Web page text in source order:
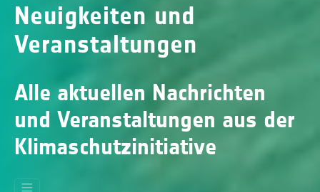
Neuigkeiten und
Veranstaltungen
Alle aktuellen Nachrichten
und Veranstaltungen aus der
Klimaschutzinitiative